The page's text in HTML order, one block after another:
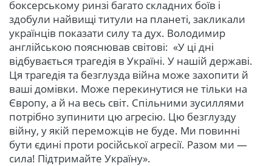
боксерському ринзі багато складних боїв і
здобули найвищі титули на планеті, закликали
українців показати силу та дух. Володимир
англійською пояснював світові: «У ці дні
відбувається трагедія в Україні. У нашій державі.
Ця трагедія та безглузда війна може захопити й
ваші домівки. Може перекинутися не тільки на
Європу, а й на весь світ. Спільними зусиллями
потрібно зупинити цю агресію. Цю безглузду
війну, у якій переможців не буде. Ми повинні
бути єдині проти російської агресії. Разом ми —
сила! Підтримайте Україну».